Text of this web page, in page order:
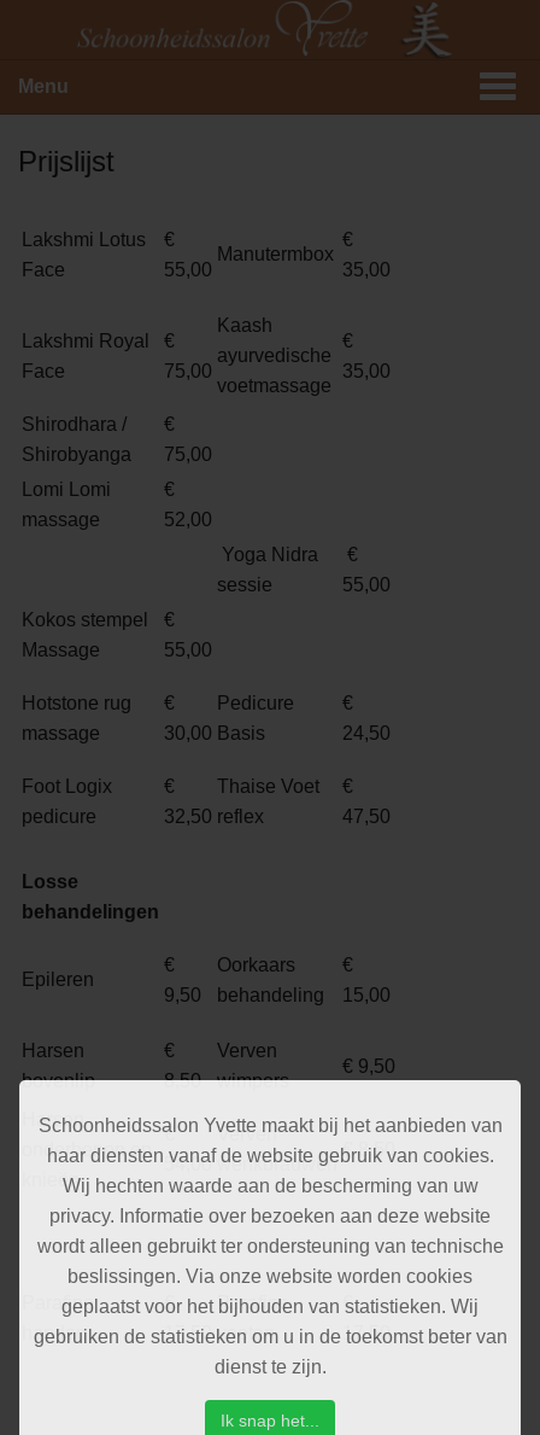
Schoonheidssalon Yvette maakt bij het aanbieden van
haar diensten vanaf de website gebruik van cookies.
Wij hechten waarde aan de bescherming van uw
privacy. Informatie over bezoeken aan deze website
wordt alleen gebruikt ter ondersteuning van technische
beslissingen. Via onze website worden cookies
geplaatst voor het bijhouden van statistieken. Wij
gebruiken de statistieken om u in de toekomst beter van
dienst te zijn.
Ik snap het...
Menu
Prijslijst
Lakshmi Lotus
Face
€
55,00
Manutermbox
€
35,00
Lakshmi Royal
Face
€
75,00
Kaash
ayurvedische
voetmassage
€
35,00
Shirodhara /
Shirobyanga
€
75,00
Lomi Lomi
massage
€
52,00
Yoga Nidra
sessie
€
55,00
Kokos stempel
Massage
€
55,00
Hotstone rug
massage
€
30,00
Pedicure
Basis
€
24,50
Foot Logix
pedicure
€
32,50
Thaise Voet
reflex
€
47,50
Losse
behandelingen
Epileren
€
9,50
Oorkaars
behandeling
€
15,00
Harsen
bovenlip
€
8,50
Verven
wimpers
€ 9,50
Harsen
onderbenen en
knieën
€
54,00
Verven
wenkbrauwen
€ 8,50
Parafine
handen
€
17,50
Parafine
voeten
€
17,50